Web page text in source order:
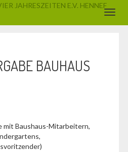
BAUHAUS
mit Baushaus-Mitarbeitern,